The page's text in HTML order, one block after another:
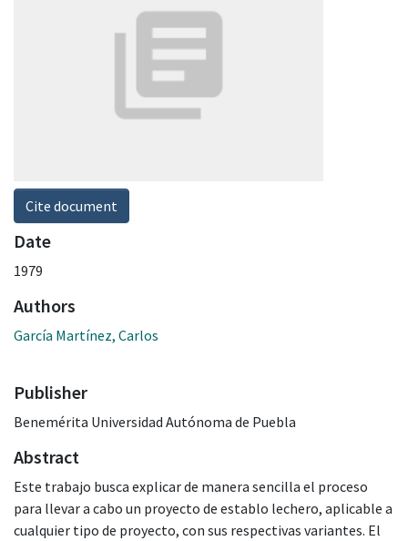
Cite document
Date
1979
Authors
García Martínez, Carlos
Publisher
Benemérita Universidad Autónoma de Puebla
Abstract
Este trabajo busca explicar de manera sencilla el proceso
para llevar a cabo un proyecto de establo lechero, aplicable a
cualquier tipo de proyecto, con sus respectivas variantes. El